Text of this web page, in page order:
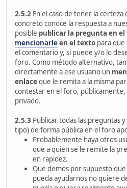
2.5.2 En el caso de tener la
concreto conoce la respuesta a
posible publicar la pregunta en
mencionarleen el texto para que
el comentario y, si puede y/o lo
foro. Como método alternativo,
directamente a ese usuario un
enlaceque le remita a la misma
contestar en el foro,
privado.
2.5.3 Publicar todas las preguntas
tipo) de forma pública en el foro
Probablemente haya otros
que a quien se le remite la
en rapidez.
Que demos por supuesto
pueda ayudarnos no quiere